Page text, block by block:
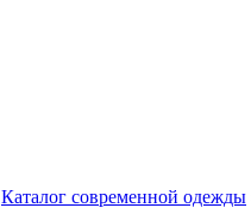
Каталог современной одежды